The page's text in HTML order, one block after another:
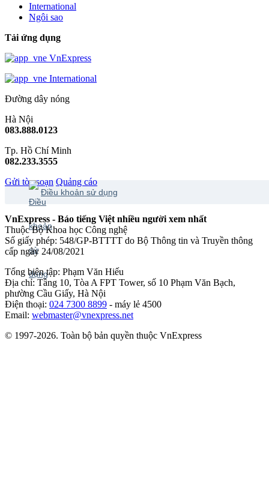
International
Ngôi sao
Tải ứng dụng
VnExpress
International
Đường dây nóng
Hà Nội
083.888.0123
Tp. Hồ Chí Minh
082.233.3555
Gửi tòa soạn Quảng cáo
Điều khoản sử dụng
VnExpress - Báo tiếng Việt nhiều người xem nhất
Thuộc Bộ Khoa học Công nghệ
Số giấy phép: 548/GP-BTTTT do Bộ Thông tin và Truyền thông
cấp ngày 24/08/2021
Tổng biên tập: Phạm Văn Hiếu
Địa chỉ: Tầng 10, Tòa A FPT Tower, số 10 Phạm Văn Bạch,
phường Cầu Giấy, Hà Nội
Điện thoại: 024 7300 8899 - máy lẻ 4500
Email: webmaster@vnexpress.net
© 1997-2026. Toàn bộ bản quyền thuộc VnExpress